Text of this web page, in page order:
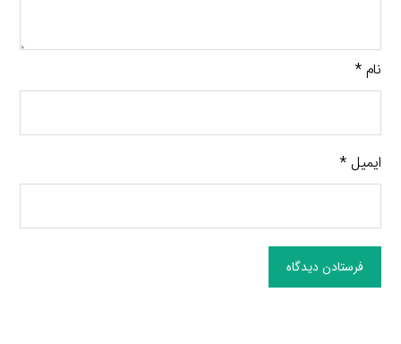
نام*
ایمیل*
فرستادن دیدگاه